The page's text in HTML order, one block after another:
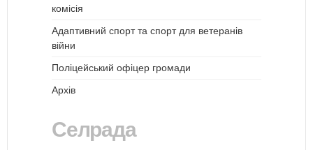
комісія
Адаптивний спорт та спорт для ветеранів
війни
Поліцейський офіцер громади
Архів
Селрада